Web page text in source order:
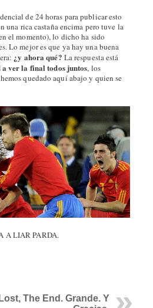
de 24 horas para publicar esto
una rica castaña encima pero tuve la
el momento), lo dicho ha sido
Lo mejor es que ya hay una buena
¿y ahora qué? La respuesta está
ver la final todos juntos, los
quedado aquí abajo y quien se
A LIAR PARDA.
Lost, The End. Grande. Y